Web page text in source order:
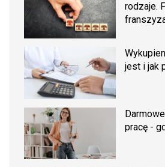
rodzaje.
jest i jak
pracę -